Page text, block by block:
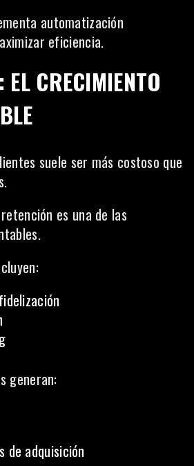
automatización
eficiencia.
EL CRECIMIENTO
suele ser más costoso que
es una de las
generan:
de adquisición